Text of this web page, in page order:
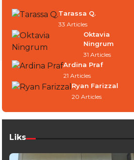
Tarassa Q.
33 Articles
Oktavia
Ningrum
31 Articles
Ardina Praf
21 Articles
Ryan Farizzal
20 Articles
Liks